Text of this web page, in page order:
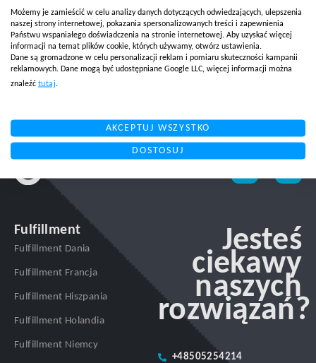
Fulfillment
Fulfillment Dania
Fulfillment Francja
Fulfillment Hiszpania
Fulfillment Holandia
Fulfillment Niemcy
Jesteś
ciekawy
naszych
rozwiązań?
+48505254214
Możemy je zamieścić w celu analizy danych dotyczących odwiedzających, ulepszenia
naszej strony internetowej, pokazania spersonalizowanych treści i zapewnienia
Państwu wspaniałego doświadczenia na stronie internetowej. Aby uzyskać więcej
informacji na temat plików cookie, których używamy, otwórz ustawienia.
Dane są gromadzone w celu personalizacji reklam i pomiaru skuteczności kampanii
reklamowych. Dane mogą być udostępniane Google LLC, więcej informacji można
znaleźć tutaj.
AKCEPTUJ WSZYSTKO
DOSTOSUJ